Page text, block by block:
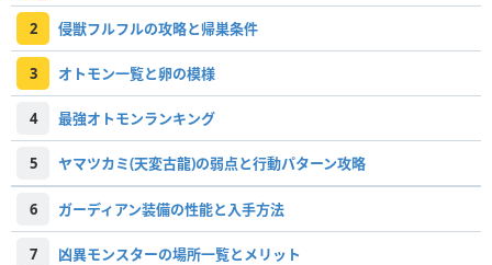
2 侵獣フルフルの攻略と帰巣条件
3 オトモン一覧と卵の模様
4 最強オトモンランキング
5 ヤマツカミ(天変古龍)の弱点と行動パターン攻略
6 ガーディアン装備の性能と入手方法
7 凶異モンスターの場所一覧とメリット